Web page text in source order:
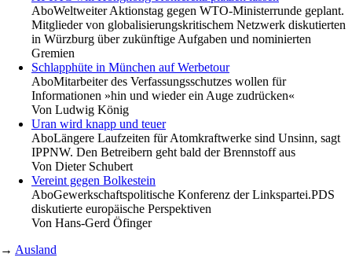
AboWeltweiter Aktionstag gegen WTO-Ministerrunde geplant.
Mitglieder von globalisierungskritischem Netzwerk diskutierten
in Würzburg über zukünftige Aufgaben und nominierten
Gremien
Schlapphüte in München auf Werbetour
AboMitarbeiter des Verfassungsschutzes wollen für
Informationen »hin und wieder ein Auge zudrücken«
Von Ludwig König
Uran wird knapp und teuer
AboLängere Laufzeiten für Atomkraftwerke sind Unsinn, sagt
IPPNW. Den Betreibern geht bald der Brennstoff aus
Von Dieter Schubert
Vereint gegen Bolkestein
AboGewerkschaftspolitische Konferenz der Linkspartei.PDS
diskutierte europäische Perspektiven
Von Hans-Gerd Öfinger
→ Ausland